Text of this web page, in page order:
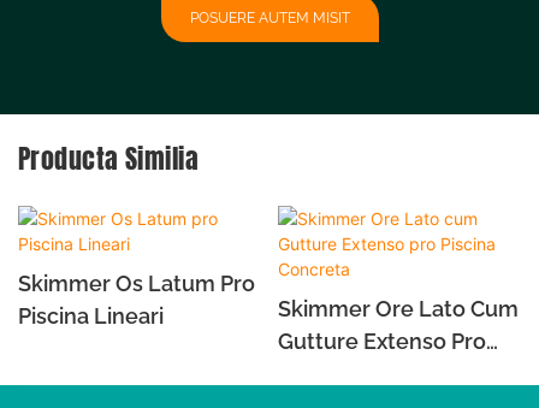
POSUERE AUTEM MISIT
Producta Similia
Skimmer Os Latum Pro
Piscina Lineari
Skimmer Ore Lato Cum
Gutture Extenso Pro